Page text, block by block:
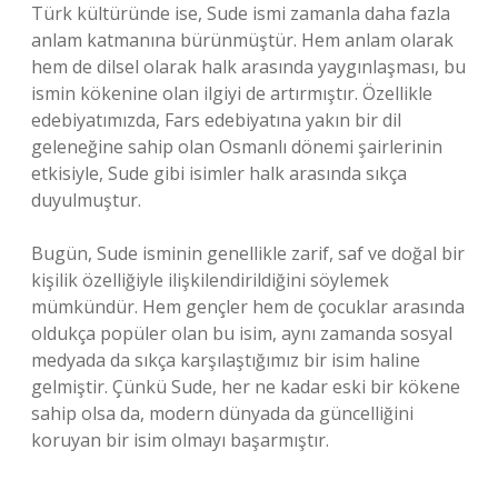
Türk kültüründe ise, Sude ismi zamanla daha fazla
anlam katmanına bürünmüştür. Hem anlam olarak
hem de dilsel olarak halk arasında yaygınlaşması, bu
ismin kökenine olan ilgiyi de artırmıştır. Özellikle
edebiyatımızda, Fars edebiyatına yakın bir dil
geleneğine sahip olan Osmanlı dönemi şairlerinin
etkisiyle, Sude gibi isimler halk arasında sıkça
duyulmuştur.
Bugün, Sude isminin genellikle zarif, saf ve doğal bir
kişilik özelliğiyle ilişkilendirildiğini söylemek
mümkündür. Hem gençler hem de çocuklar arasında
oldukça popüler olan bu isim, aynı zamanda sosyal
medyada da sıkça karşılaştığımız bir isim haline
gelmiştir. Çünkü Sude, her ne kadar eski bir kökene
sahip olsa da, modern dünyada da güncelliğini
koruyan bir isim olmayı başarmıştır.